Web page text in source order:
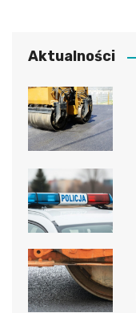
Aktualności